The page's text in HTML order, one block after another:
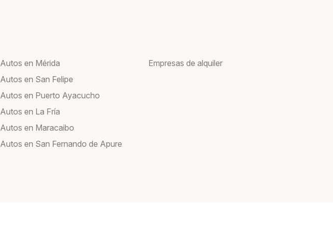
Autos en Mérida
Autos en San Felipe
Autos en Puerto Ayacucho
Autos en La Fría
Autos en Maracaibo
Autos en San Fernando de Apure
Empresas de alquiler